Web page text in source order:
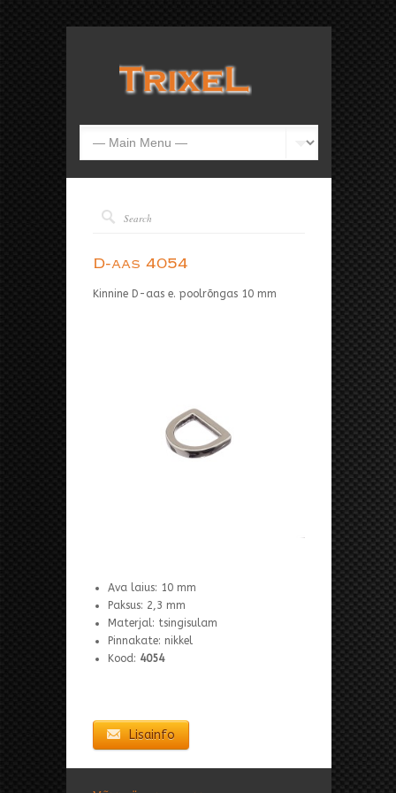
D-aas 4054
Kinnine D-aas e. poolrõngas 10 mm
Ava laius: 10 mm
Paksus: 2,3 mm
Materjal: tsingisulam
Pinnakate: nikkel
Kood: 4054
Lisainfo